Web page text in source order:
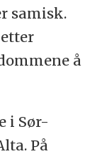
samisk.
å
i Sør-
På